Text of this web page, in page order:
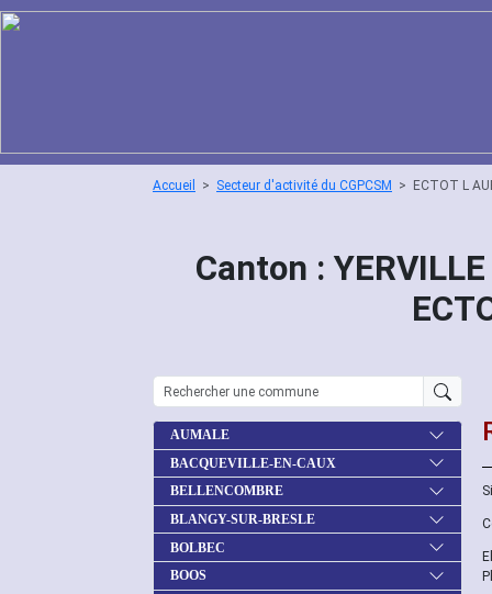
Accueil Secteur d'activité du CGPCSM ECTOT L
Canton :
AUMALE
BACQUEVILLE-EN-CAUX
BELLENCOMBRE
BLANGY-SUR-BRESLE
BOLBEC
BOOS